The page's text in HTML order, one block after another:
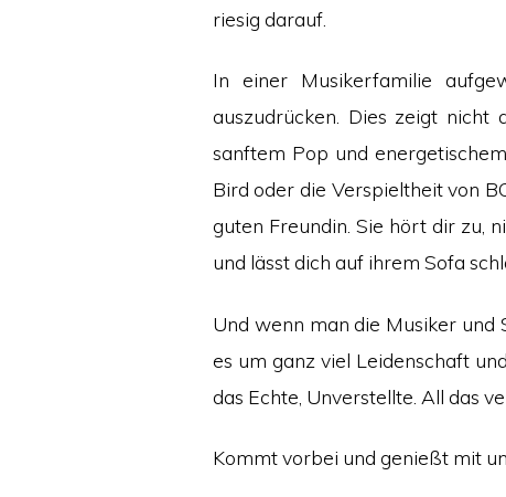
riesig darauf.
In einer Musikerfamilie
auszudrücken. Dies zeigt
sanftem Pop und
Bird oder die Verspieltheit von
guten Freundin. Sie hört dir zu,
und lässt dich auf ihrem Sofa
Und wenn man die Musiker und
es um ganz viel Leidenschaft
das Echte, Unverstellte. All das
Kommt vorbei und genießt mit